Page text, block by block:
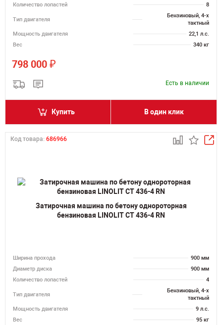
Количество лопастей
8
Тип двигателя
Бензиновый, 4-х
тактный
Мощность двигателя
22,1 л.с.
Вес
340 кг
798 000 ₽
Есть в наличии
Купить В один клик
Код товара: 686966
Затирочная машина по бетону однороторная
бензиновая LINOLIT CT 436-4 RN
Ширина прохода
900 мм
Диаметр диска
900 мм
Количество лопастей
4
Тип двигателя
Бензиновый, 4-х
тактный
Мощность двигателя
9 л.с.
Вес
95 кг